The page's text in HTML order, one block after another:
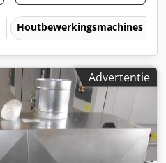
Houtbewerkingsmachines
Advertentie